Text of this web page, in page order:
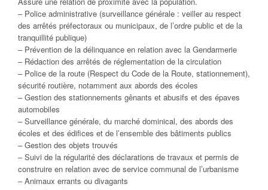
– Police administrative (surveillance générale : veiller au respect
des arrêtés préfectoraux ou municipaux, de l’ordre public et de la
tranquillité publique)
– Prévention de la délinquance en relation avec la Gendarmerie
– Rédaction des arrêtés de réglementation de la circulation
– Police de la route (Respect du Code de la Route, stationnement),
sécurité routière, notamment aux abords des écoles
– Gestion des stationnements gênants et abusifs et des épaves
automobiles
– Surveillance générale, du marché dominical, des abords des
écoles et des édifices et de l’ensemble des bâtiments publics
– Gestion des objets trouvés
– Suivi de la régularité des déclarations de travaux et permis de
construire en relation avec de service communal de l’urbanisme
– Animaux errants ou divagants